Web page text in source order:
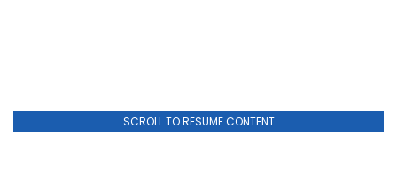
SCROLL TO RESUME CONTENT